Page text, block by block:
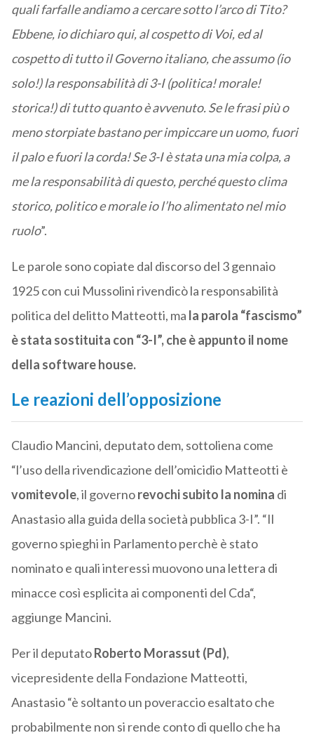
quali farfalle andiamo a cercare sotto l’arco di Tito?
Ebbene, io dichiaro qui, al cospetto di Voi, ed al
cospetto di tutto il Governo italiano, che assumo (io
solo!) la responsabilità di 3-I (politica! morale!
storica!) di tutto quanto è avvenuto. Se le frasi più o
meno storpiate bastano per impiccare un uomo, fuori
il palo e fuori la corda! Se 3-I è stata una mia colpa, a
me la responsabilità di questo, perché questo clima
storico, politico e morale io l’ho alimentato nel mio
ruolo”.
Le parole sono copiate dal discorso del 3 gennaio
1925 con cui Mussolini rivendicò la responsabilità
politica del delitto Matteotti, ma la parola “fascismo”
è stata sostituita con “3-I”, che è appunto il nome
della software house.
Le reazioni dell’opposizione
Claudio Mancini, deputato dem, sottoliena come
“l’uso della rivendicazione dell’omicidio Matteotti è
vomitevole, il governorevochi subito la nomina di
Anastasio alla guida della società pubblica 3-I”. “Il
governo spieghi in Parlamento perchè è stato
nominato e quali interessi muovono una lettera di
minacce così esplicita ai componenti del Cda“,
aggiunge Mancini.
Per il deputatoRoberto Morassut (Pd),
vicepresidente della Fondazione Matteotti,
Anastasio “è soltanto un poveraccio esaltato che
probabilmente non si rende conto di quello che ha